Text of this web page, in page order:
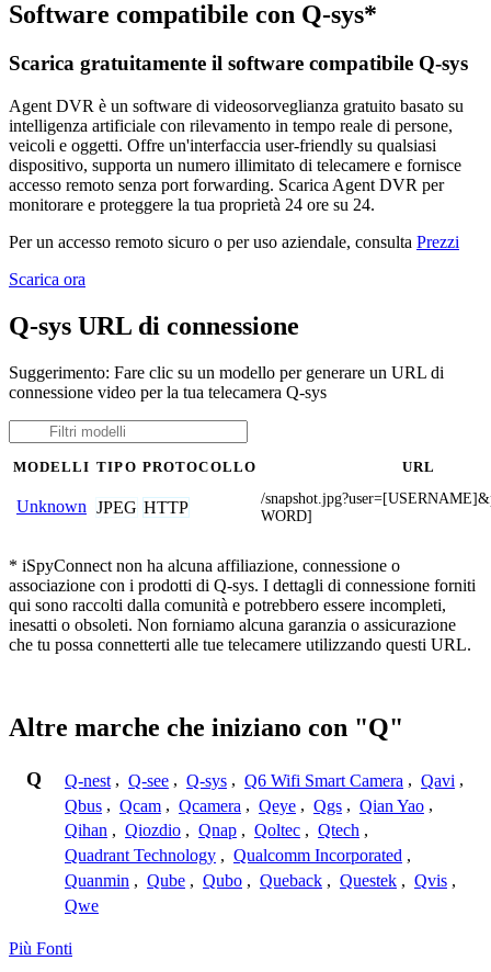
Software compatibile con Q-sys*
Scarica gratuitamente il software compatibile Q-sys
Agent DVR è un software di videosorveglianza gratuito basato su
intelligenza artificiale con rilevamento in tempo reale di persone,
veicoli e oggetti. Offre un'interfaccia user-friendly su qualsiasi
dispositivo, supporta un numero illimitato di telecamere e fornisce
accesso remoto senza port forwarding. Scarica Agent DVR per
monitorare e proteggere la tua proprietà 24 ore su 24.
Per un accesso remoto sicuro o per uso aziendale, consulta Prezzi
Scarica ora
Q-sys URL di connessione
Suggerimento: Fare clic su un modello per generare un URL di
connessione video per la tua telecamera Q-sys
MODELLI TIPO PROTOCOLLO URL
Unknown JPEG HTTP
/
WORD]
* iSpyConnect non ha alcuna affiliazione, connessione o
associazione con i prodotti di Q-sys. I dettagli di connessione forniti
qui sono raccolti dalla comunità e potrebbero essere incompleti,
inesatti o obsoleti. Non forniamo alcuna garanzia o assicurazione
che tu possa connetterti alle tue telecamere utilizzando questi URL.
Altre marche che iniziano con "Q"
Q Q-nest , Q-see , Q-sys , Q6 Wifi Smart Camera , Qavi ,
Qbus , Qcam , Qcamera , Qeye , Qgs , Qian Yao ,
Qihan , Qiozdio , Qnap , Qoltec , Qtech ,
Quadrant Technology , Qualcomm Incorporated ,
Quanmin , Qube , Qubo , Queback , Questek , Qvis ,
Qwe
Più Fonti